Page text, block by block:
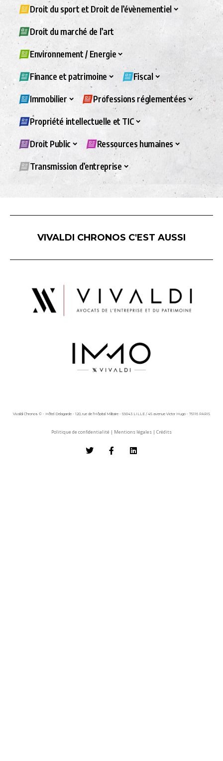
Droit du sport et Droit de l’évènementiel
Droit du marché de l’art
Environnement / Energie
Finance et patrimoine Fiscal
Immobilier Professions réglementées
Propriété intellectuelle et TIC
Droit Public Ressources humaines
Transmission d’entreprise
VIVALDI CHRONOS C'EST AUSSI
Vivaldi Chronos © - Hôtel Delagarde - 120, rue de l'Hôpital Militaire - 59043 LILLE / 45 avenue Victor Hugo - 75116 PARIS
Politique de confidentialité | Mentions légales | Crédits